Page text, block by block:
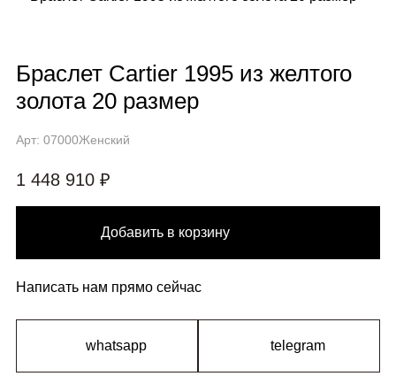
Браслет Cartier 1995 из желтого
золота 20 размер
Арт: 07000Женский
1 448 910 ₽
Добавить в корзину
Написать нам прямо сейчас
whatsapp telegram